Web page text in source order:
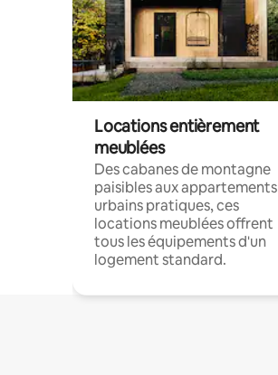
Locations entièrement
meublées
Des cabanes de montagne
paisibles aux appartements
urbains pratiques, ces
locations meublées offrent
tous les équipements d'un
logement standard.